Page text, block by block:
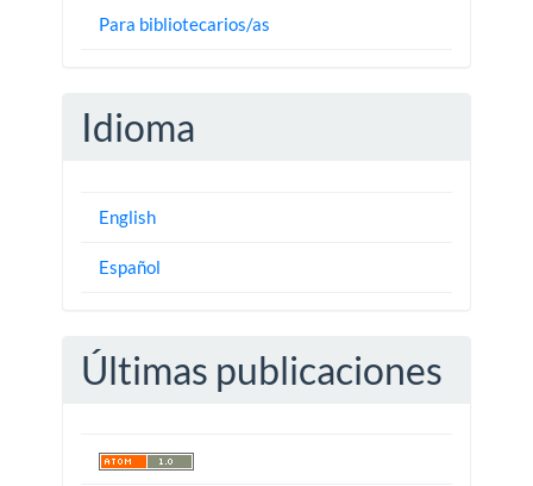
Para bibliotecarios/as
Idioma
English
Español
Últimas publicaciones